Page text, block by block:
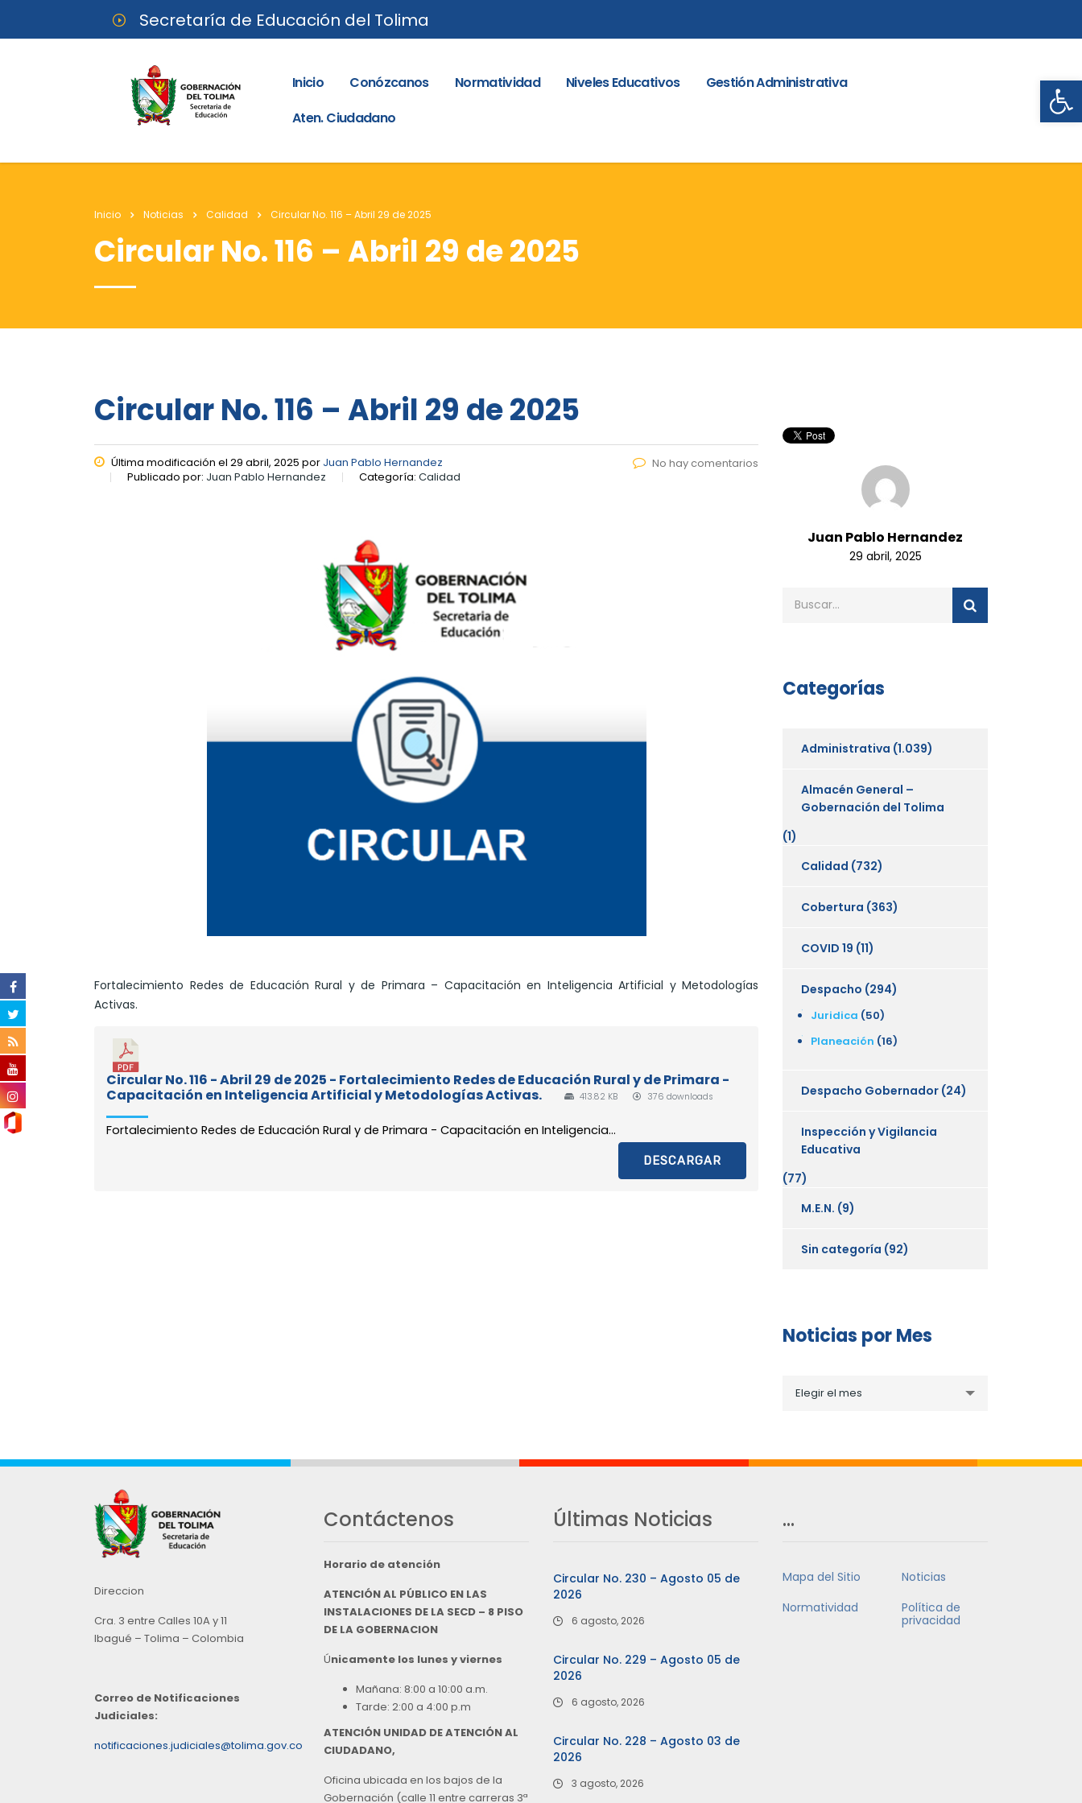
Secretaría de Educación del Tolima
Inicio Conózcanos Normatividad Niveles Educativos
Gestión Administrativa
Aten. Ciudadano
Inicio Noticias Calidad Circular No. 116 – Abril 29 de 2025
Circular No. 116 – Abril 29 de 2025
Circular No. 116 – Abril 29 de 2025
Última modificación el 29 abril, 2025 por Juan Pablo Hernandez
Publicado por: Juan Pablo Hernandez Categoría: Calidad
No hay comentarios
Fortalecimiento Redes de Educación Rural y de Primara – Capacitación en Inteligencia Artificial y Metodologías
Activas.
Circular No. 116 - Abril 29 de 2025 - Fortalecimiento Redes de Educación Rural y de Primara -
Capacitación en Inteligencia Artificial y Metodologías Activas.
413.82 KB 376 downloads
Fortalecimiento Redes de Educación Rural y de Primara - Capacitación en Inteligencia...
DESCARGAR
Juan Pablo Hernandez
29 abril, 2025
Categorías
Administrativa (1.039)
Almacén General –
Gobernación del Tolima
(1)
Calidad (732)
Cobertura (363)
COVID 19 (11)
Despacho (294)
Juridica (50)
Planeación (16)
Despacho Gobernador (24)
Inspección y Vigilancia
Educativa
(77)
M.E.N. (9)
Sin categoría (92)
Noticias por Mes
porElegir el mes
Direccion
Cra. 3 entre Calles 10A y 11
Ibagué – Tolima – Colombia
Correo de Notificaciones
Judiciales:
notificaciones.judiciales@tolima.gov.co
Contáctenos
Horario de atención
ATENCIÓN AL PÚBLICO EN LAS
INSTALACIONES DE LA SECD – 8 PISO
DE LA GOBERNACION
Únicamente los lunes y viernes
Mañana: 8:00 a 10:00 a.m.
Tarde: 2:00 a 4:00 p.m
ATENCIÓN UNIDAD DE ATENCIÓN AL
CIUDADANO,
Oficina ubicada en los bajos de la
Gobernación (calle 11 entre carreras 3ª
Últimas Noticias
Circular No. 230 – Agosto 05 de
2026
6 agosto, 2026
Circular No. 229 – Agosto 05 de
2026
6 agosto, 2026
Circular No. 228 – Agosto 03 de
2026
3 agosto, 2026
…
Mapa del Sitio
Noticias
Normatividad
Política de
privacidad